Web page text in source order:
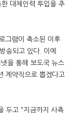
대체인력 투입을 추
그램이 축소된 이후
송되고 있다. 이에
을 통해 보도국 뉴스
계약직으로 뽑겠다고
두고 “지금까지 사측